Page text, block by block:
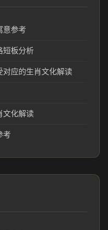
意参考
短板分析
对应的生肖文化解读
文化解读
考